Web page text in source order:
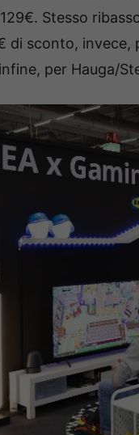
Stesso
di sconto,
per Hauga/